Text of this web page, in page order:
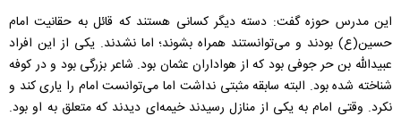
این مدرس حوزه گفت: دسته دیگر کسانی هستند که قائل به حقانیت امام
حسین(ع) بودند و می‌توانستند همراه بشوند؛ اما نشدند. یکی از این افراد
عبیدالله بن حر جوفی بود که از هواداران عثمان بود. شاعر بزرگی بود و در کوفه
شناخته شده بود. البته سابقه مثبتی نداشت اما می‌توانست امام را یاری کند و
نکرد. وقتی امام به یکی از منازل رسیدند خیمه‌ای دیدند که متعلق به او بود.